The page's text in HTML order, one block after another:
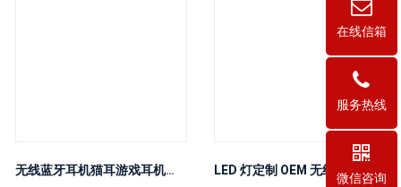
无线蓝牙耳机猫耳游戏耳机发光头盔可爱运动音乐耳机儿童女孩礼物 LED 灯定制 OEM 无线耳机降噪 B39 耳机可折叠游戏耳机
在线信箱
服务热线
微信咨询